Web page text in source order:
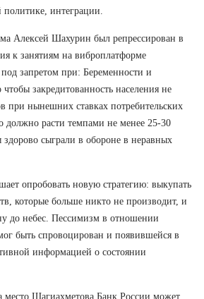
интеграции.
Алексей Шахурин был репрессирован в
к занятиям на виброплатформе
запретом при: Беременности и
закредитованность населения не
при нынешних ставках потребительских
должно расти темпами не менее 25-30
сыграли в обороне в неравных
опробовать новую стратегию: выкупать
которые больше никто не производит, и
до небес. Пессимизм в отношении
быть спровоцирован и появившейся в
информацией о состоянии
место Шагиахметова Банк России может